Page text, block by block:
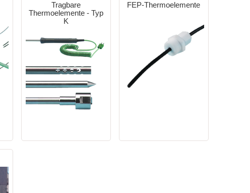
Tragbare
Thermoelemente - Typ
K
FEP-Thermoelemente